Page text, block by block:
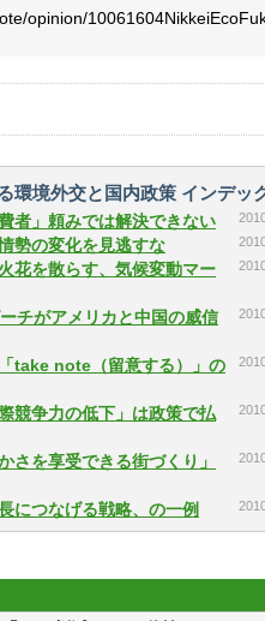
opinion/
環境外交と国内政策 インデッ
者」頼みでは解決できない
勢の変化を見逃すな
花を散らす、気候変動マー
チがアメリカと中国の威信
take note（留意する）」の
競争力の低下」は政策で払
さを享受できる街づくり」
につなげる戦略、の一例